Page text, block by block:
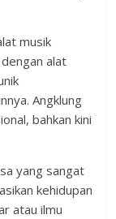
musik
alat
Angklung
bahkan kini
yang sangat
kehidupan
atau ilmu